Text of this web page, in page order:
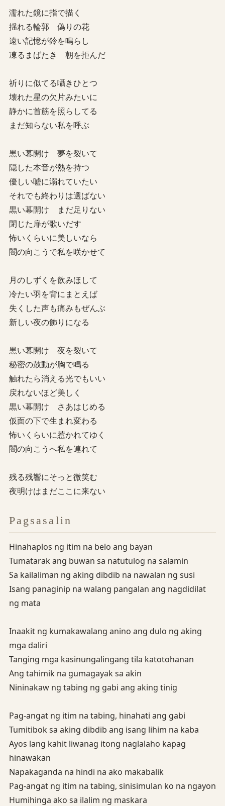
濡れた鏡に指で描く
揺れる輪郭 偽りの花
遠い記憶が鈴を鳴らし
凍るまばたき 朝を拒んだ
祈りに似てる囁きひとつ
壊れた星の欠片みたいに
静かに首筋を照らしてる
まだ知らない私を呼ぶ
黒い幕開け 夢を裂いて
隠した本音が熱を持つ
優しい嘘に溺れていたい
それでも終わりは選ばない
黒い幕開け まだ足りない
閉じた扉が歌いだす
怖いくらいに美しいなら
闇の向こうで私を咲かせて
月のしずくを飲みほして
冷たい羽を背にまとえば
失くした声も痛みもぜんぶ
新しい夜の飾りになる
黒い幕開け 夜を裂いて
秘密の鼓動が胸で鳴る
触れたら消える光でもいい
戻れないほど美しく
黒い幕開け さあはじめる
仮面の下で生まれ変わる
怖いくらいに惹かれてゆく
闇の向こうへ私を連れて
残る残響にそっと微笑む
夜明けはまだここに来ない
Pagsasalin
Hinahaplos ng itim na belo ang bayan
Tumatarak ang buwan sa natutulog na salamin
Sa kailaliman ng aking dibdib na nawalan ng susi
Isang panaginip na walang pangalan ang nagdidilat
ng mata
Inaakit ng kumakawalang anino ang dulo ng aking
mga daliri
Tanging mga kasinungalingang tila katotohanan
Ang tahimik na gumagayak sa akin
Nininakaw ng tabing ng gabi ang aking tinig
Pag-angat ng itim na tabing, hinahati ang gabi
Tumitibok sa aking dibdib ang isang lihim na kaba
Ayos lang kahit liwanag itong naglalaho kapag
hinawakan
Napakaganda na hindi na ako makabalik
Pag-angat ng itim na tabing, sinisimulan ko na ngayon
Humihinga ako sa ilalim ng maskara